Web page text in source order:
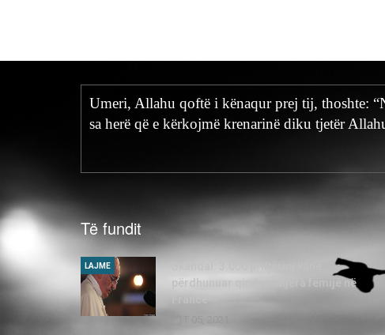
Umeri, Allahu qoftë i kënaqur prej tij, thoshte:
sa herë që e kërkojmë krenarinë diku tjetër
Të fundit
përdhunuar qindra mijëra fëmijë në
LAJME